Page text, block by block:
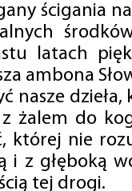
ścigania
latach
ambona
nasze
żalem do
której nie
i z głęboką
tej drogi.